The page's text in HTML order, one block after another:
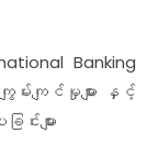
Banking
ျွမ်းကျင်မှုများ နှင့်
င်းများ